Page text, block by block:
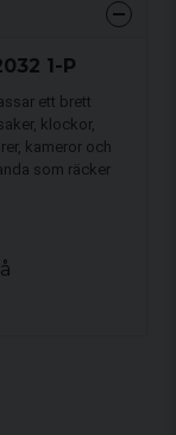
1-P
ett brett
klockor,
kameror och
som räcker